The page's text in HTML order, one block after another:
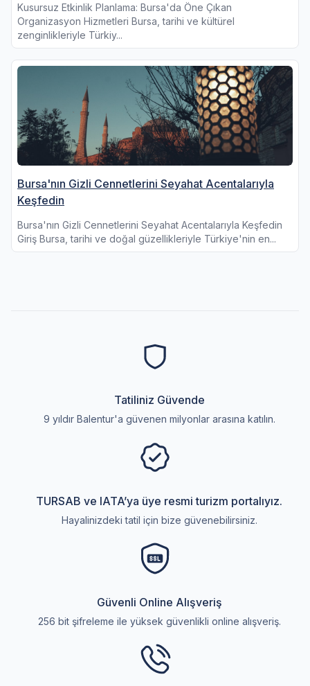
Kusursuz Etkinlik Planlama: Bursa'da Öne Çıkan
Organizasyon Hizmetleri Bursa, tarihi ve kültürel
zenginlikleriyle Türkiy...
Bursa'nın Gizli Cennetlerini Seyahat Acentalarıyla
Keşfedin
Bursa'nın Gizli Cennetlerini Seyahat Acentalarıyla Keşfedin
Giriş Bursa, tarihi ve doğal güzellikleriyle Türkiye'nin en...
Tatiliniz Güvende
9 yıldır Balentur'a güvenen milyonlar arasına katılın.
TURSAB ve IATA’ya üye resmi turizm portalıyız.
Hayalinizdeki tatil için bize güvenebilirsiniz.
Güvenli Online Alışveriş
256 bit şifreleme ile yüksek güvenlikli online alışveriş.